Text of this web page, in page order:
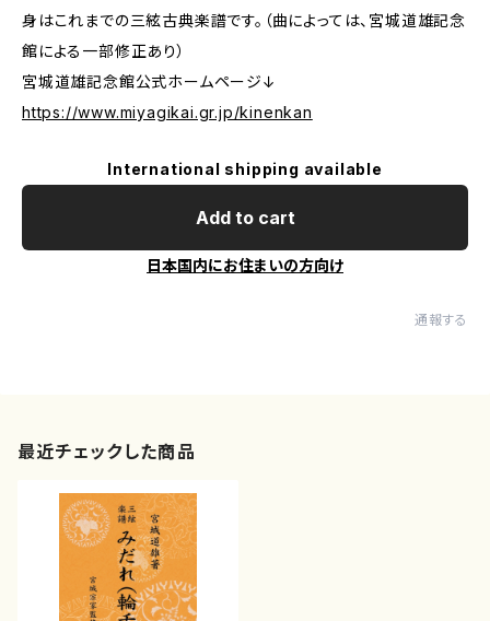
身はこれまでの三絃古典楽譜です。（曲によっては、宮城道雄記念
館による一部修正あり）
宮城道雄記念館公式ホームページ↓
https://www.miyagikai.gr.jp/kinenkan
International shipping available
Add to cart
日本国内にお住まいの方向け
通報する
最近チェックした商品